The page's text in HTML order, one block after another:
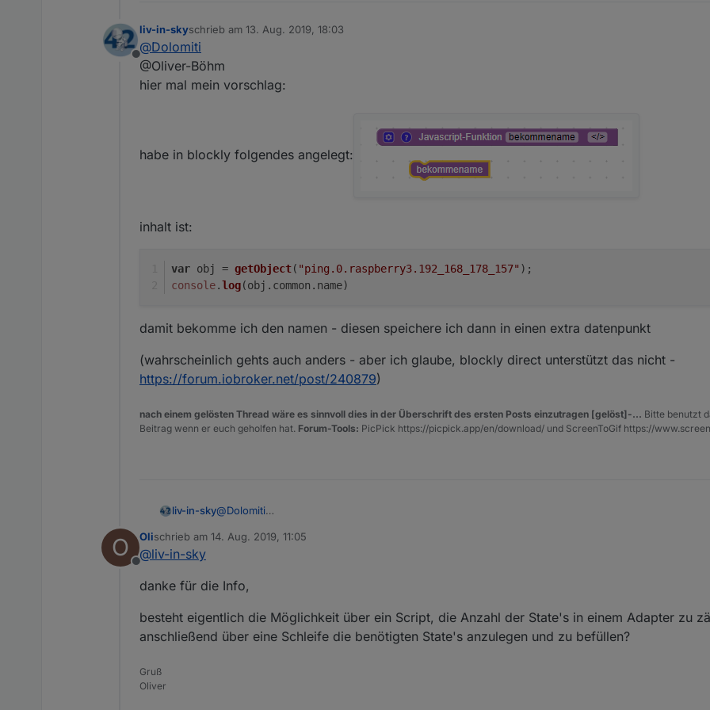
Offline
liv-in-skyschrieb am 13. Aug. 2019, 18:03
zuletzt editiert von
@Dolomiti
@Oliver-Böhm
hier mal mein vorschlag:
habe in blockly folgendes angelegt:
inhalt ist:
var obj = getObject( "ping.0.raspberry3.192_168_178_157" );
console.log(obj. common . name)
damit bekomme ich den namen - diesen speichere ich dann in einen extra datenpunkt
(wahrscheinlich gehts auch anders - aber ich glaube, blockly direct unterstützt das nicht -
https://forum.iobroker.net/post/240879)
nach einem gelösten Thread wäre es sinnvoll dies in der Überschrift des ersten Posts einzutragen [gelöst]-... Bitte benutzt
Beitrag wenn er euch geholfen hat. Forum-Tools: PicPick https://picpick.app/en/download/ und ScreenToGif https://
liv-in-sky@Dolomiti
hier mal mein vorschlag:
O
Offline
Olischrieb am 14. Aug. 2019, 11:05
zuletzt editiert von
@liv-in-sky
danke für die Info,
besteht eigentlich die Möglichkeit über ein Script, die Anzahl der State's in einem Adapter zu
anschließend über eine Schleife die benötigten State's anzulegen und zu befüllen?
Gruß
Oliver